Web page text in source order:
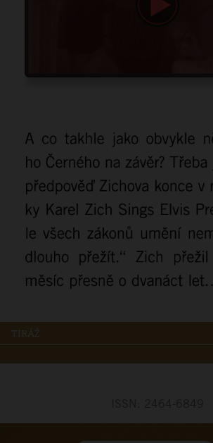
TIRÁŽ